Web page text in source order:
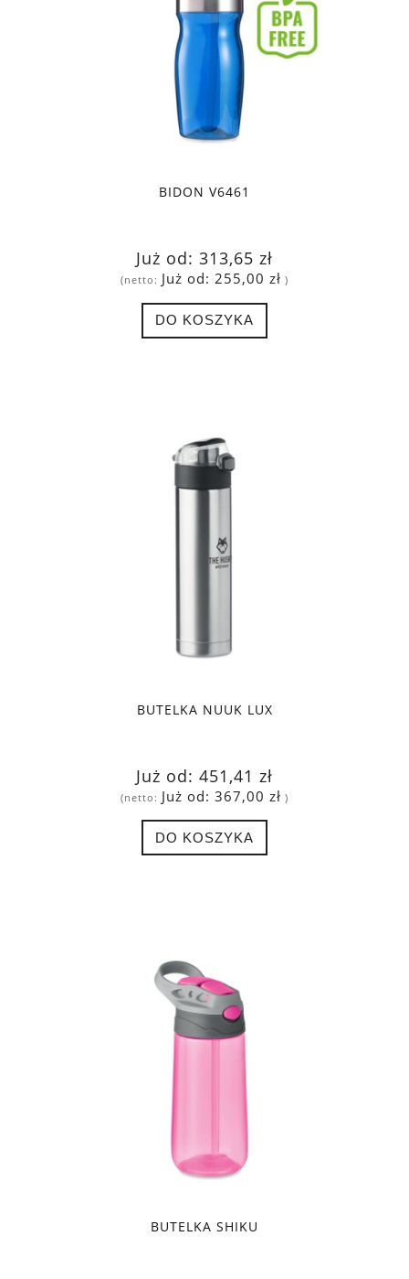
BIDON V6461
Już od: 313,65 zł
(netto: Już od: 255,00 zł )
DO KOSZYKA
BUTELKA NUUK LUX
Już od: 451,41 zł
(netto: Już od: 367,00 zł )
DO KOSZYKA
BUTELKA SHIKU